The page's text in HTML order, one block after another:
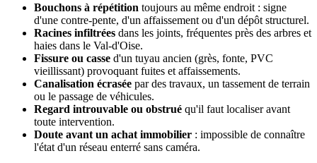
Bouchons à répétition toujours au même endroit : signe
d'une contre-pente, d'un affaissement ou d'un dépôt structurel.
Racines infiltrées dans les joints, fréquentes près des arbres et
haies dans le Val-d'Oise.
Fissure ou casse d'un tuyau ancien (grès, fonte, PVC
vieillissant) provoquant fuites et affaissements.
Canalisation écrasée par des travaux, un tassement de terrain
ou le passage de véhicules.
Regard introuvable ou obstrué qu'il faut localiser avant
toute intervention.
Doute avant un achat immobilier : impossible de connaître
l'état d'un réseau enterré sans caméra.